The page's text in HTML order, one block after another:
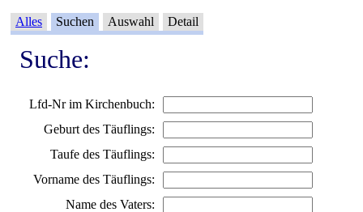
Alles Suchen Auswahl Detail
Suche:
Lfd-Nr im Kirchenbuch:
Geburt des Täuflings:
Taufe des Täuflings:
Vorname des Täuflings:
Name des Vaters: